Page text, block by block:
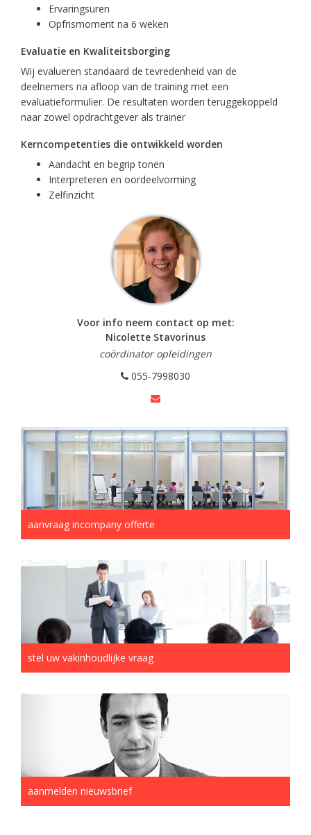
Ervaringsuren
Opfrismoment na 6 weken
Evaluatie en Kwaliteitsborging
Wij evalueren standaard de tevredenheid van de
deelnemers na afloop van de training met een
evaluatieformulier. De resultaten worden teruggekoppeld
naar zowel opdrachtgever als trainer
Kerncompetenties die ontwikkeld worden
Aandacht en begrip tonen
Interpreteren en oordeelvorming
Zelfinzicht
Voor info neem contact op met:
Nicolette Stavorinus
coördinator opleidingen
055-7998030
aanvraag incompany offerte
stel uw vakinhoudlijke vraag
aanmelden nieuwsbrief